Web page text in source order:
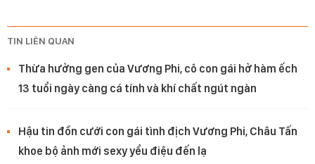
TIN LIÊN QUAN
Thừa hưởng gen của Vương Phi, cô con gái hở hàm ếch
13 tuổi ngày càng cá tính và khí chất ngút ngàn
Hậu tin đồn cưới con gái tình địch Vương Phi, Châu Tấn
khoe bộ ảnh mới sexy yểu điệu đến lạ